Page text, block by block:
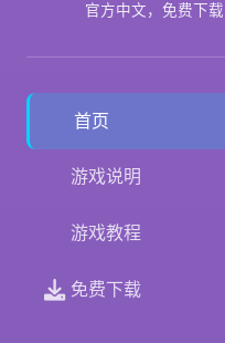
官方中文，免费下载
首页
游戏说明
游戏教程
免费下载